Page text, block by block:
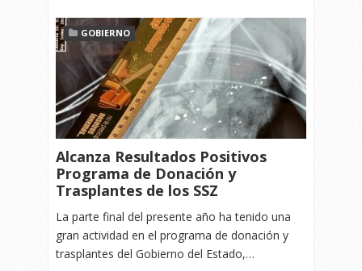
GOBIERNO
Alcanza Resultados Positivos
Programa de Donación y
Trasplantes de los SSZ
La parte final del presente año ha tenido una
gran actividad en el programa de donación y
trasplantes del Gobierno del Estado,…